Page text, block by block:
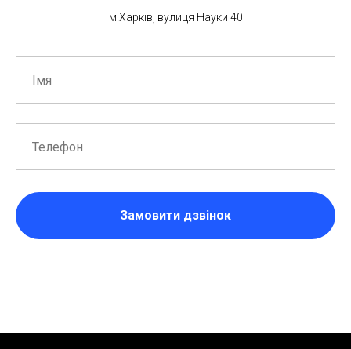
м.Харків, вулиця Науки 40
Замовити дзвінок